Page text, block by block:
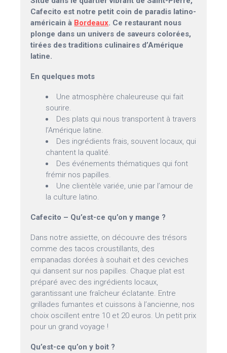
Cafecito est notre petit coin de paradis latino-
américain à Bordeaux. Ce restaurant nous
plonge dans un univers de saveurs colorées,
tirées des traditions culinaires d’Amérique
latine.
En quelques mots
Une atmosphère chaleureuse qui fait
sourire.
Des plats qui nous transportent à travers
l’Amérique latine.
Des ingrédients frais, souvent locaux, qui
chantent la qualité.
Des événements thématiques qui font
frémir nos papilles.
Une clientèle variée, unie par l’amour de
la culture latino.
Cafecito – Qu’est-ce qu’on y mange ?
Dans notre assiette, on découvre des trésors
comme des tacos croustillants, des
empanadas dorées à souhait et des ceviches
qui dansent sur nos papilles. Chaque plat est
préparé avec des ingrédients locaux,
garantissant une fraîcheur éclatante. Entre
grillades fumantes et cuissons à l’ancienne, nos
choix oscillent entre 10 et 20 euros. Un petit prix
pour un grand voyage !
Qu’est-ce qu’on y boit ?